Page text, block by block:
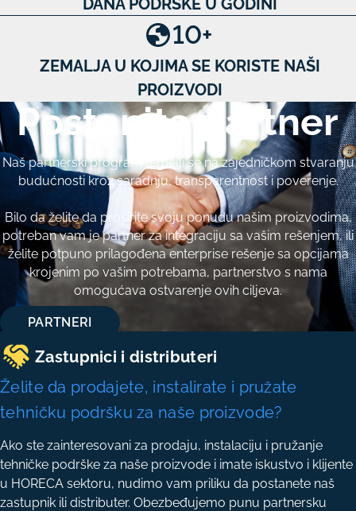
DANA PODRŠKE U GODINI
10+
ZEMALJA U KOJIMA SE KORISTE NAŠI
PROIZVODI
Postanite partner
Naš partnerski program temelji se na zajedničkom stvaranju
budućnosti kroz saradnju, transparentnost i poverenje.
Bilo da želite da proširite svoju ponudu našim proizvodima,
potreban vam je partner za integraciju sa vašim rešenjem, ili
želite potpuno prilagođena enterprise rešenje sa opcijama
krojenim po vašim potrebama, partnerstvo s nama
omogućava ostvarenje ovih ciljeva.
PARTNERI
Zastupnici i distributeri
Želite da prodajete, instalirate i pružate
tehničku podršku za naše proizvode?
Ako ste zainteresovani za prodaju, instalaciju i pružanje
tehničke podrške za naše proizvode i imate iskustvo i klijente
u HORECA sektoru, nudimo vam priliku da postanete naš
zastupnik ili distributer. Obezbeđujemo punu partnersku